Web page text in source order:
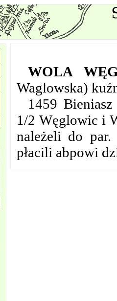
WOLA
Waglowska)
1459
1/2 Węglowic i
należeli do
płacili abpowi